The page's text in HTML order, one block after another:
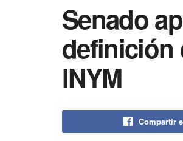
Senado
definición
INYM
Compartir